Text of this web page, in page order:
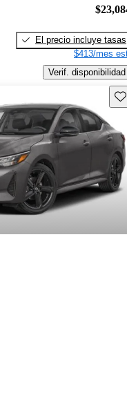
El precio incluye tasas
$413/mes
Verif. disponibilidad